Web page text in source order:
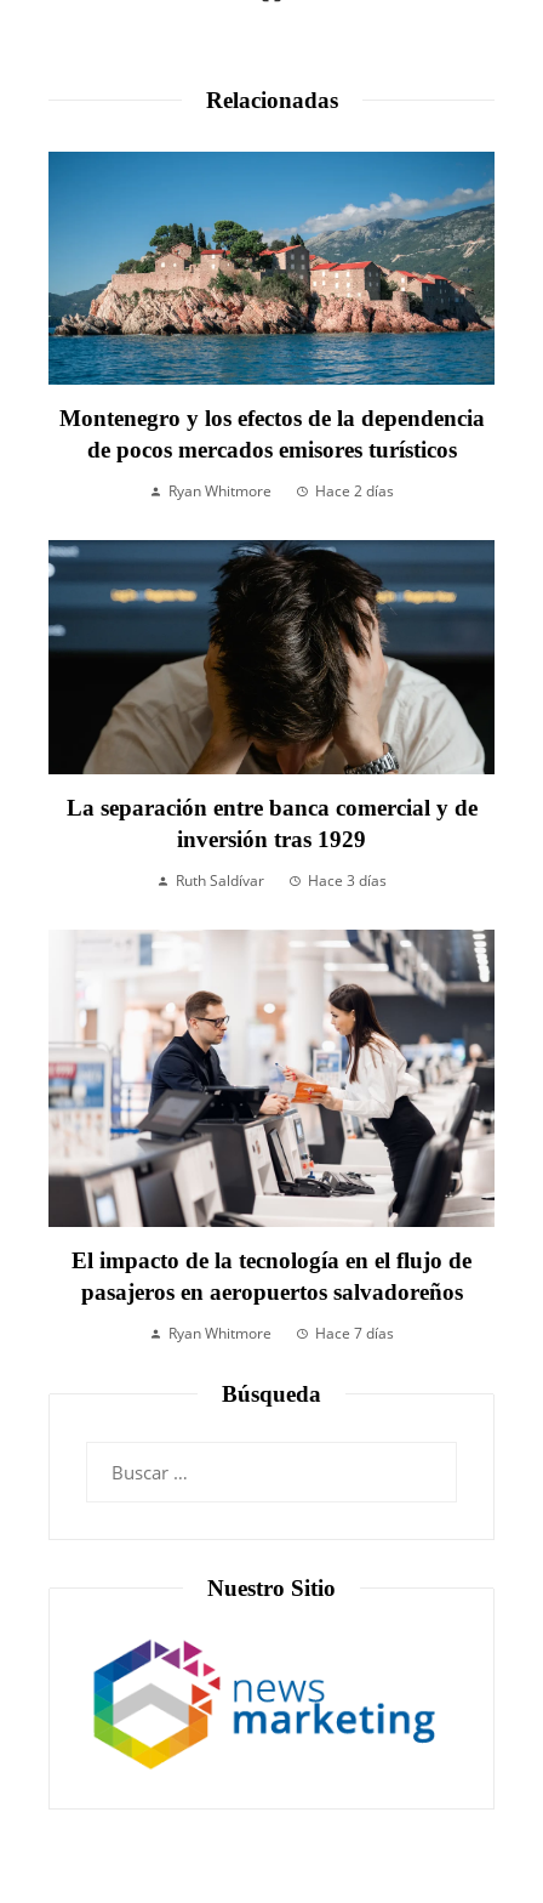
Relacionadas
Montenegro y los efectos de la dependencia
de pocos mercados emisores turísticos
Ryan Whitmore Hace 2 días
La separación entre banca comercial y de
inversión tras 1929
Ruth Saldívar Hace 3 días
El impacto de la tecnología en el flujo de
pasajeros en aeropuertos salvadoreños
Ryan Whitmore Hace 7 días
Búsqueda
Nuestro Sitio